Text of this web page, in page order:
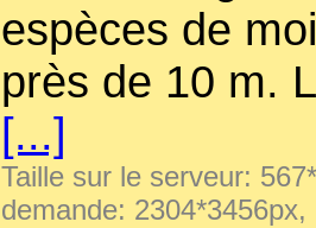
espèces de
près de 10 m.
[...]
Taille sur le serveur:
demande: